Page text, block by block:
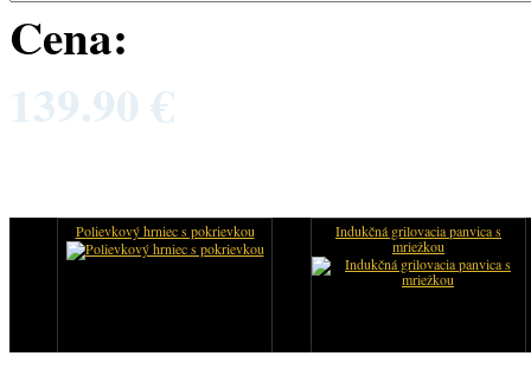
Cena:
139.90 €
Polievkový hrniec s pokrievkou
Indukčná grilovacia panvica s
mriežkou